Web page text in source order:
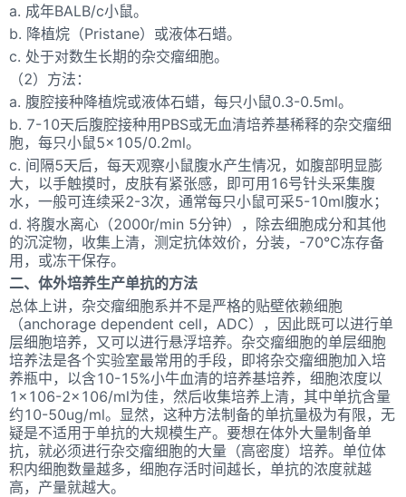
a. 成年BALB/c小鼠。
b. 降植烷（Pristane）或液体石蜡。
c. 处于对数生长期的杂交瘤细胞。
（2）方法：
a. 腹腔接种降植烷或液体石蜡，每只小鼠0.3-0.5ml。
b. 7-10天后腹腔接种用PBS或无血清培养基稀释的杂交瘤细
胞，每只小鼠5×105/0.2ml。
c. 间隔5天后，每天观察小鼠腹水产生情况，如腹部明显膨
大，以手触摸时，皮肤有紧张感，即可用16号针头采集腹
水，一般可连续采2-3次，通常每只小鼠可采5-10ml腹水；
d. 将腹水离心（2000r/min 5分钟），除去细胞成分和其他
的沉淀物，收集上清，测定抗体效价，分装，-70℃冻存备
用，或冻干保存。
二、体外培养生产单抗的方法
总体上讲，杂交瘤细胞系并不是严格的贴壁依赖细胞
（anchorage dependent cell，ADC），因此既可以进行单
层细胞培养，又可以进行悬浮培养。杂交瘤细胞的单层细胞
培养法是各个实验室最常用的手段，即将杂交瘤细胞加入培
养瓶中，以含10-15%小牛血清的培养基培养，细胞浓度以
1×106-2×106/ml为佳，然后收集培养上清，其中单抗含量
约10-50ug/ml。显然，这种方法制备的单抗量极为有限，无
疑是不适用于单抗的大规模生产。要想在体外大量制备单
抗，就必须进行杂交瘤细胞的大量（高密度）培养。单位体
积内细胞数量越多，细胞存活时间越长，单抗的浓度就越
高，产量就越大。